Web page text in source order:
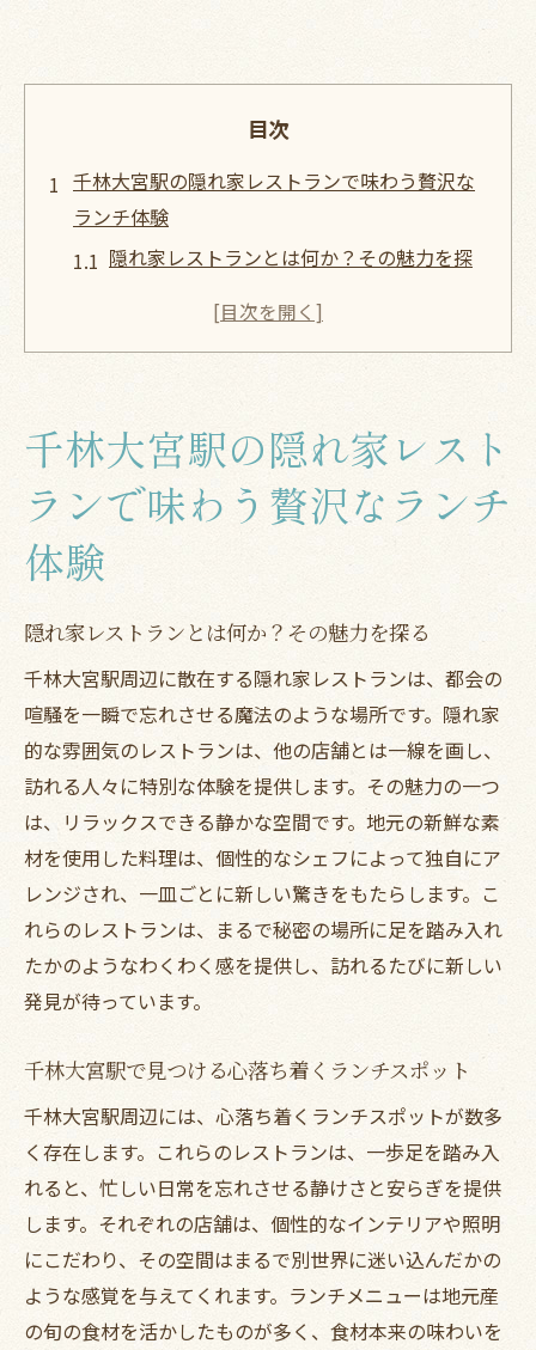
目次
千林大宮駅の隠れ家レストランで味わう贅沢な
ランチ体験
隠れ家レストランとは何か？その魅力を探
千林大宮駅で見つける心落ち着くランチス
の秘密
都会の喧騒を忘れる静かな空間の魅力
ランチタイムを特別にするためのポイント
地元ならではの味を楽しむランチの選び方
ンチの魅力
地元食材が持つ新鮮な魅力に迫る
シェフが選ぶ旬の食材による料理の魅力
千林大宮駅周辺の食材の特徴
地元の味を堪能できるおすすめメニュー
食材へのこだわりが光るレストラン選び
地産地消を楽しむランチのすすめ
シェフの技が光る千林大宮駅ランチで特別なひ
とときを
シェフのこだわりが詰まった料理の数々
訪れるたびに驚きがあるシェフの技術
視覚でも楽しめる美しい一皿
料理を通じて感じるシェフの個性
ランチが変わるシェフの工夫と秘訣
都会の喧騒を忘れる千林大宮駅付近の静かなレ
ストラン
静かな時間が過ごせるレストランの魅力
千林大宮駅の隠れ家レスト
ランで味わう贅沢なランチ
体験
隠れ家レストランとは何か？その魅力を探る
千林大宮駅周辺に散在する隠れ家レストランは、都会の
喧騒を一瞬で忘れさせる魔法のような場所です。隠れ家
的な雰囲気のレストランは、他の店舗とは一線を画し、
訪れる人々に特別な体験を提供します。その魅力の一つ
は、リラックスできる静かな空間です。地元の新鮮な素
材を使用した料理は、個性的なシェフによって独自にア
レンジされ、一皿ごとに新しい驚きをもたらします。こ
れらのレストランは、まるで秘密の場所に足を踏み入れ
たかのようなわくわく感を提供し、訪れるたびに新しい
発見が待っています。
千林大宮駅で見つける心落ち着くランチスポット
千林大宮駅周辺には、心落ち着くランチスポットが数多
く存在します。これらのレストランは、一歩足を踏み入
れると、忙しい日常を忘れさせる静けさと安らぎを提供
します。それぞれの店舗は、個性的なインテリアや照明
にこだわり、その空間はまるで別世界に迷い込んだかの
ような感覚を与えてくれます。ランチメニューは地元産
の旬の食材を活かしたものが多く、食材本来の味わいを